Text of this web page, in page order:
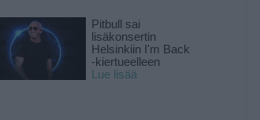
Pitbull sai
lisäkonsertin
Helsinkiin I'm Back
-kiertueelleen
Lue lisää